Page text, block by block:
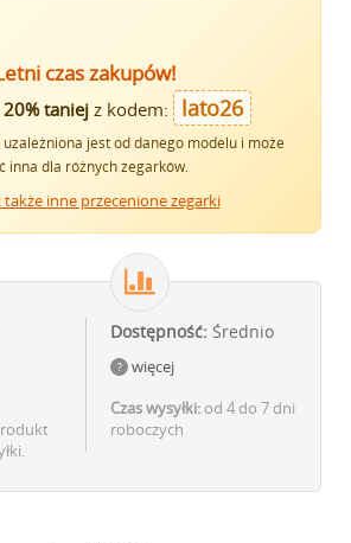
czas zakupów!
20% taniejz kodem: lato26
jest od danego modelu i może
inna dla różnych zegarków.
także inne przecenione zegarki
Dostępność: Średnio
więcej
Czas wysyłki: od 4 do 7 dni
roboczych